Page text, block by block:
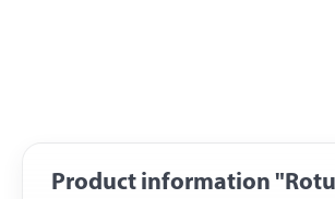
Product information